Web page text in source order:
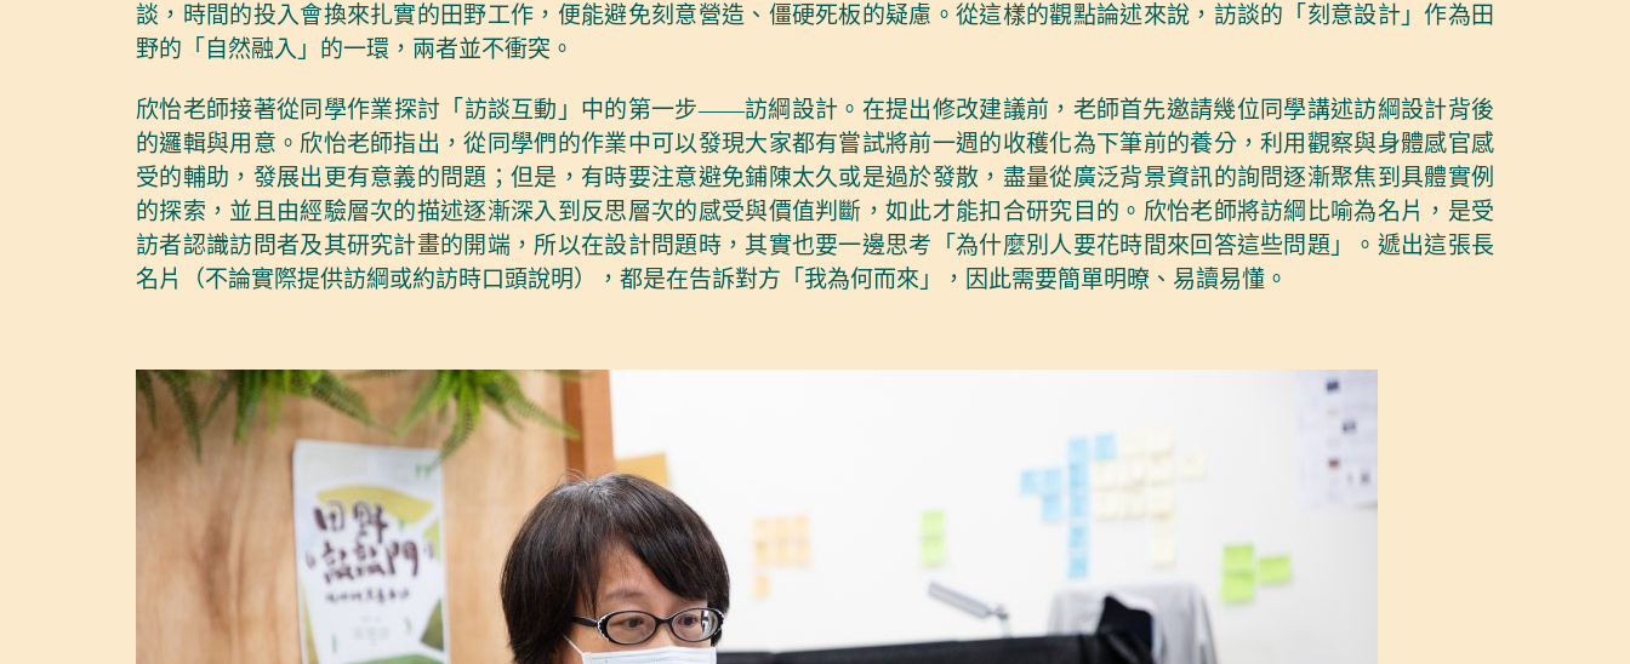
談，時間的投入會換來扎實的田野工作，便能避免刻意營造、僵硬死板的疑慮。從這樣的觀點論述來說，訪談的「刻意設計」作為田
野的「自然融入」的一環，兩者並不衝突。
欣怡老師接著從同學作業探討「訪談互動」中的第一步——訪綱設計。在提出修改建議前，老師首先邀請幾位同學講述訪綱設計背後
的邏輯與用意。欣怡老師指出，從同學們的作業中可以發現大家都有嘗試將前一週的收穫化為下筆前的養分，利用觀察與身體感官感
受的輔助，發展出更有意義的問題；但是，有時要注意避免鋪陳太久或是過於發散，盡量從廣泛背景資訊的詢問逐漸聚焦到具體實例
的探索，並且由經驗層次的描述逐漸深入到反思層次的感受與價值判斷，如此才能扣合研究目的。欣怡老師將訪綱比喻為名片，是受
訪者認識訪問者及其研究計畫的開端，所以在設計問題時，其實也要一邊思考「為什麼別人要花時間來回答這些問題」。遞出這張長
名片（不論實際提供訪綱或約訪時口頭說明），都是在告訴對方「我為何而來」，因此需要簡單明暸、易讀易懂。